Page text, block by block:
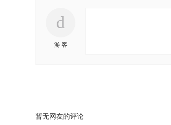
d
游 客
暂无网友的评论